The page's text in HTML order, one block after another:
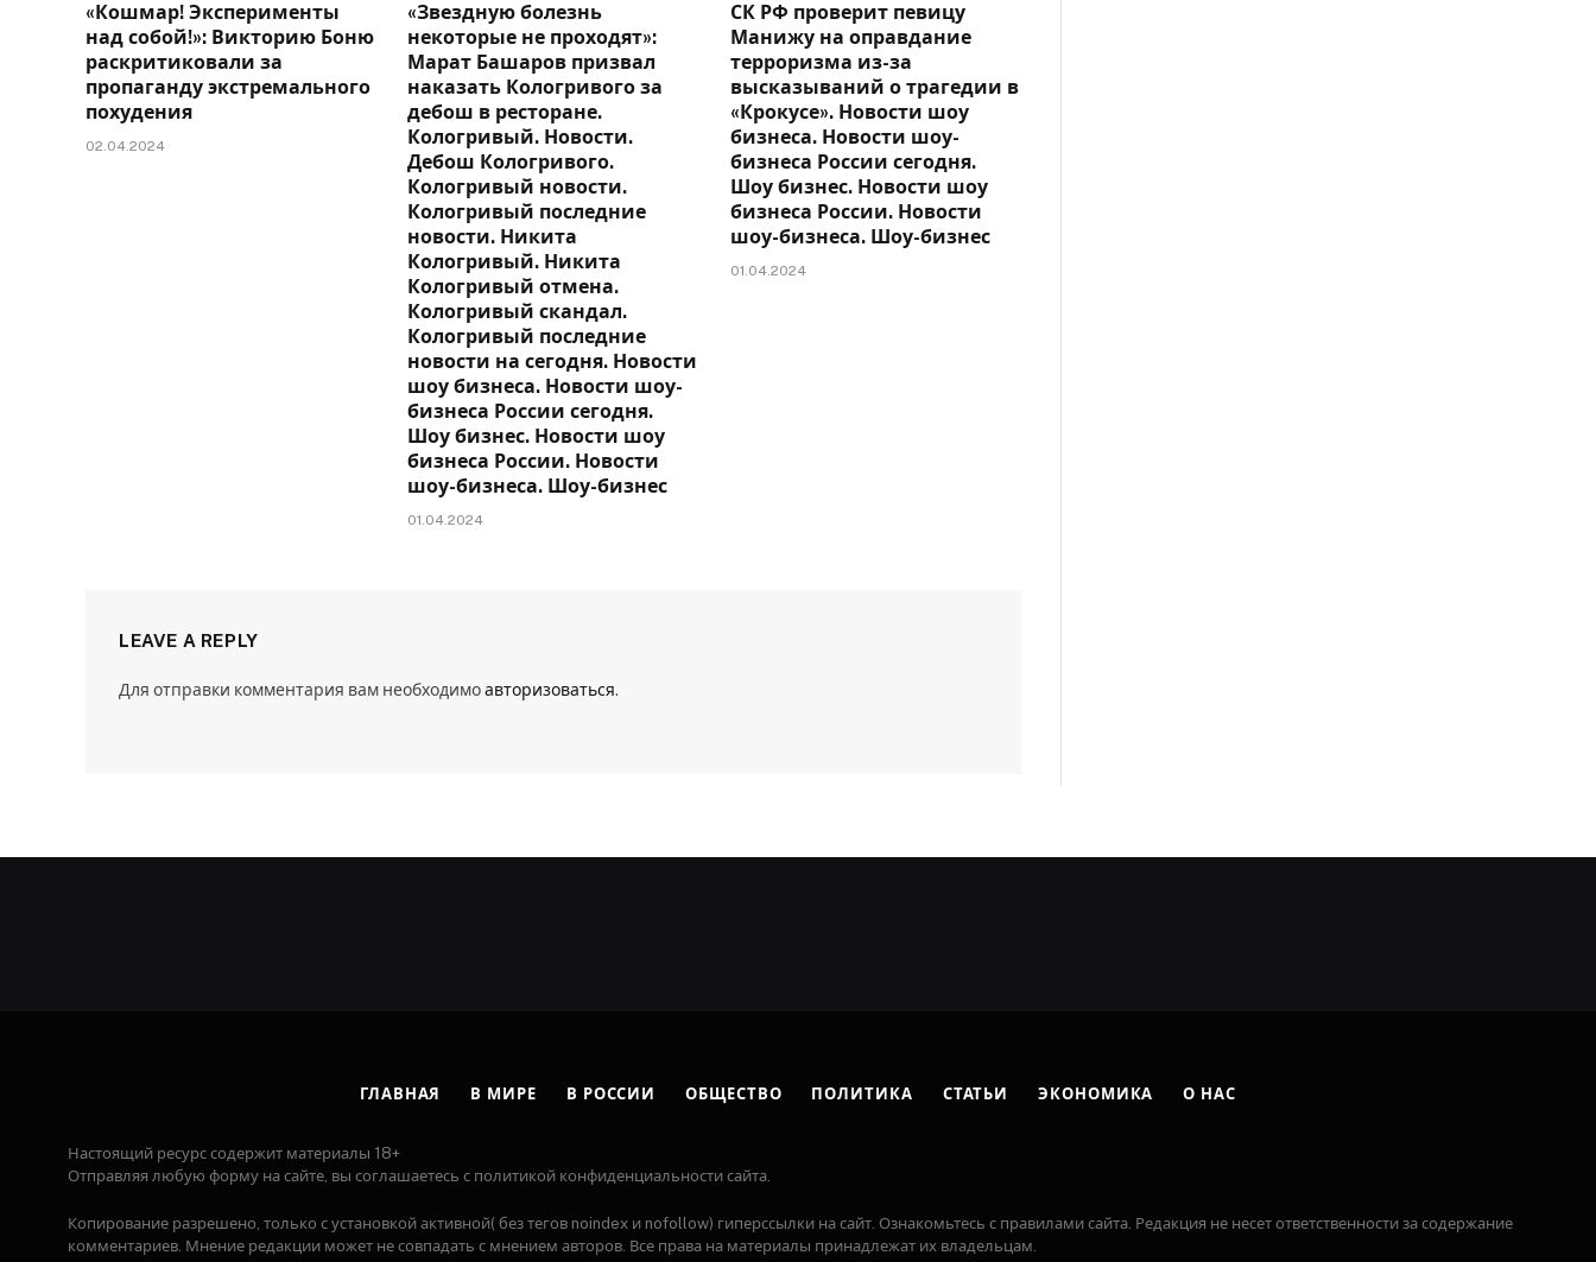
«Кошмар! Эксперименты
над собой!»: Викторию Боню
раскритиковали за
пропаганду экстремального
похудения
02.04.2024
«Звездную болезнь
некоторые не проходят»:
Марат Башаров призвал
наказать Кологривого за
дебош в ресторане.
Кологривый. Новости.
Дебош Кологривого.
Кологривый новости.
Кологривый последние
новости. Никита
Кологривый. Никита
Кологривый отмена.
Кологривый скандал.
Кологривый последние
новости на сегодня. Новости
шоу бизнеса. Новости шоу-
бизнеса России сегодня.
Шоу бизнес. Новости шоу
бизнеса России. Новости
шоу-бизнеса. Шоу-бизнес
01.04.2024
СК РФ проверит певицу
Манижу на оправдание
терроризма из-за
высказываний о трагедии в
«Крокусе». Новости шоу
бизнеса. Новости шоу-
бизнеса России сегодня.
Шоу бизнес. Новости шоу
бизнеса России. Новости
шоу-бизнеса. Шоу-бизнес
01.04.2024
LEAVE A REPLY
Для отправки комментария вам необходимоавторизоваться.
ГЛАВНАЯ В МИРЕ В РОССИИ ОБЩЕСТВО ПОЛИТИКА СТАТЬИ ЭКОНОМИКА О НАС
Настоящий ресурс содержит материалы 18+
Отправляя любую форму на сайте, вы соглашаетесь с политикой конфиденциальности сайта.
Копирование разрешено, только с установкой активной( без тегов noindex и nofollow) гиперссылки на сайт. Ознакомьтесь с правилами сайта. Редакция не несет ответственности за содержание
комментариев. Мнение редакции может не совпадать с мнением авторов. Все права на материалы принадлежат их владельцам.